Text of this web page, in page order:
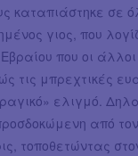
καταπιάστηκε σε
γιος, που
που οι
τις μπρεχτικές
ελιγμό.
από
τοποθετώντας